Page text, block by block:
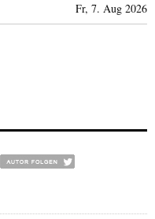
Fr, 7. Aug 2026